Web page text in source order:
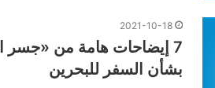
2021-10-18
7 إيضاحات هامة من «جسر
بشأن السفر للبحرين